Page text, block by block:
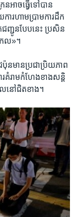
អាចធ្វើ​ទៅ​បាន
ារ​ហាមប្រាម​ការ​ដឹក​
ញ្ជូន​បែប​នេះ ប្រសិន​
កល»។
នមាន​ប្រជាប្រិយភាព
រ​គំរាម​កំហែង​ខាង​សន្តិ
លនៅ​ជិត​ខាង។